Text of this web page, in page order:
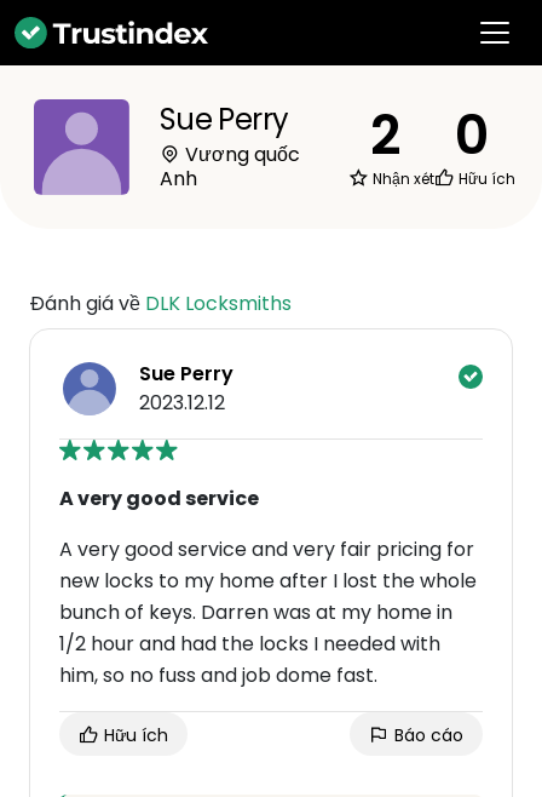
Sue Perry
Vương quốc
Anh
2
Nhận xét
0
Hữu ích
Đánh giá về DLK Locksmiths
Sue Perry
2023.12.12
A very good service
A very good service and very fair pricing for
new locks to my home after I lost the whole
bunch of keys. Darren was at my home in
1/2 hour and had the locks I needed with
him, so no fuss and job dome fast.
Hữu ích Báo cáo